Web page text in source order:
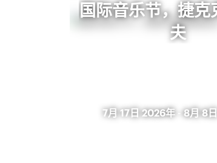
国际音乐节，捷克
夫
7月 17日 2026年-8月 8